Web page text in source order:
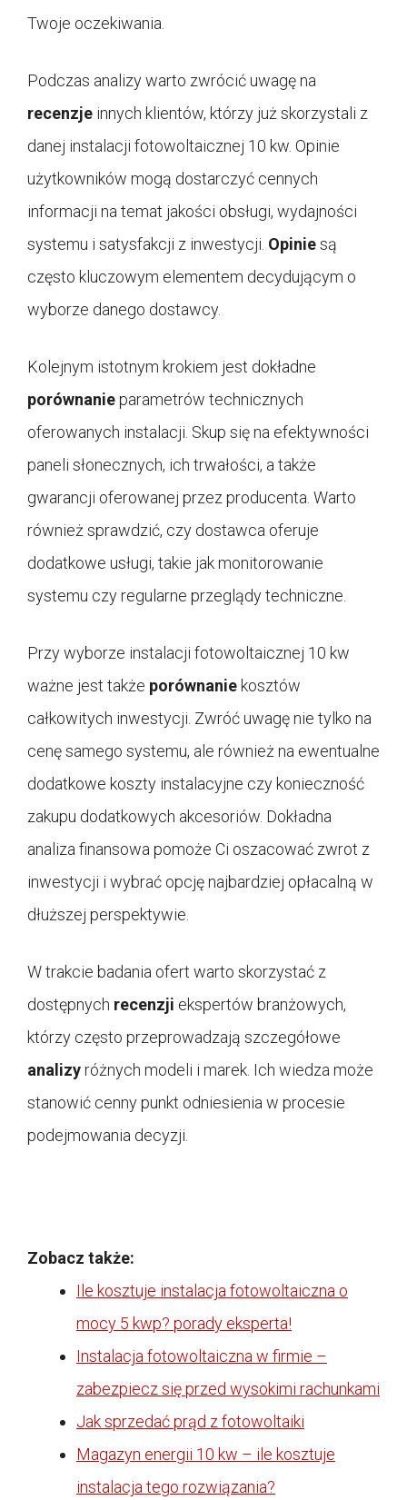
Twoje oczekiwania.
Podczas analizy warto zwrócić uwagę na
recenzje innych klientów, którzy już skorzystali z
danej instalacji fotowoltaicznej 10 kw. Opinie
użytkowników mogą dostarczyć cennych
informacji na temat jakości obsługi, wydajności
systemu i satysfakcji z inwestycji. Opiniesą
często kluczowym elementem decydującym o
wyborze danego dostawcy.
Kolejnym istotnym krokiem jest dokładne
porównanieparametrów technicznych
oferowanych instalacji. Skup się na efektywności
paneli słonecznych, ich trwałości, a także
gwarancji oferowanej przez producenta. Warto
również sprawdzić, czy dostawca oferuje
dodatkowe usługi, takie jak monitorowanie
systemu czy regularne przeglądy techniczne.
Przy wyborze instalacji fotowoltaicznej 10 kw
ważne jest także porównanie kosztów
całkowitych inwestycji. Zwróć uwagę nie tylko na
cenę samego systemu, ale również na ewentualne
dodatkowe koszty instalacyjne czy konieczność
zakupu dodatkowych akcesoriów. Dokładna
analiza finansowa pomoże Ci oszacować zwrot z
inwestycji i wybrać opcję najbardziej opłacalną w
dłuższej perspektywie.
W trakcie badania ofert warto skorzystać z
dostępnych recenzji ekspertów branżowych,
którzy często przeprowadzają szczegółowe
analizyróżnych modeli i marek. Ich wiedza może
stanowić cenny punkt odniesienia w procesie
podejmowania decyzji.
Zobacz także:
Ile kosztuje instalacja fotowoltaiczna o
mocy 5 kwp? porady eksperta!
Instalacja fotowoltaiczna w firmie –
zabezpiecz się przed wysokimi rachunkami
Jak sprzedać prąd z fotowoltaiki
Magazyn energii 10 kw – ile kosztuje
instalacja tego rozwiązania?